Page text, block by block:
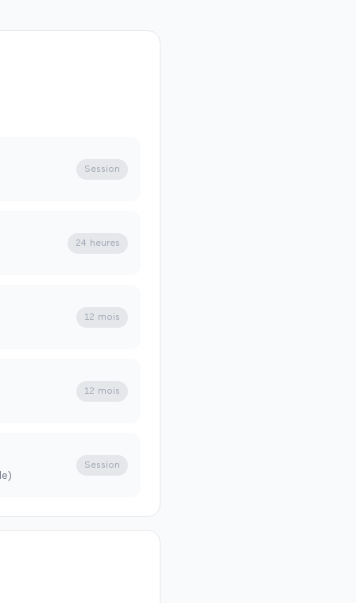
Session
24 heures
12 mois
12 mois
Session